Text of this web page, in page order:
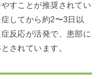
すことが推奨されてい
してから約2〜3日以
反応が活発で、患部に
されています。